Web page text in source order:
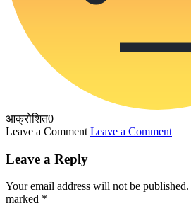
आक्रोशित0
Leave a Comment Leave a Comment
Leave a Reply
Your email address will not be published.
marked *